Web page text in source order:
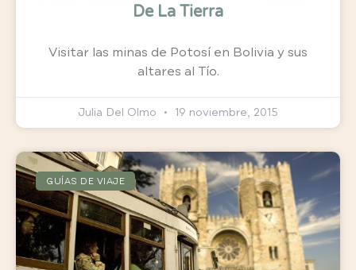
De La Tierra
Visitar las minas de Potosí en Bolivia y sus
altares al Tío.
Julia Del Olmo 19 noviembre, 2015
GUÍAS DE VIAJE